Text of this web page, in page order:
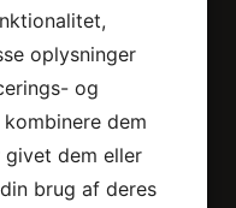
oplysninger
og
dem
dem eller
brug af deres